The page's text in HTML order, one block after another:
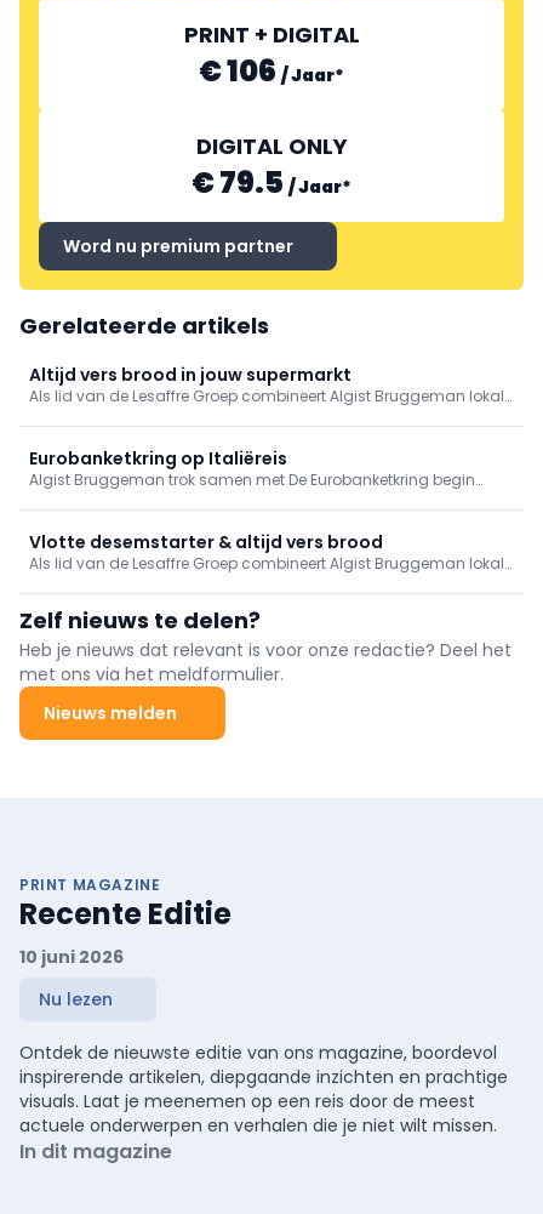
PRINT + DIGITAL
€ 106 /Jaar*
DIGITAL ONLY
€ 79.5 /Jaar*
Word nu premium partner
Gerelateerde artikels
Altijd vers brood in jouw supermarkt
Als lid van de Lesaffre Groep combineert Algist Bruggeman lokale
Gent ondersteunt het bedrijf zijn klanten actief via het eigen
Baking Center, waar Baking Advisors klanten ondersteunen en
innovatieve oplossingen ontwikkelen. Een recent innovatie hiervan
is het nieuwste product Pulso Pain Minute Fresh Volkoren.
Eurobanketkring op Italiëreis
Algist Bruggeman trok samen met De Eurobanketkring begin
Tijdens workshops in het Baking Center™ van Lesaffre
Italië maakten d
Vlotte desemstarter & altijd vers brood
Als lid van de Lesaffre Groep combineert Algist Bruggeman lokale
Livendo My Sourdough en Pulso Pain Minute Fresh/Volkoren heeft
de firma twee recente innovaties, die zijn Baking Advisors in het
eigen Baking Center ontwikkelden.
Zelf nieuws te delen?
Heb je nieuws dat relevant is voor onze redactie? Deel het
met ons via het meldformulier.
Nieuws melden
PRINT MAGAZINE
Recente Editie
10 juni 2026
Nu lezen
Ontdek de nieuwste editie van ons magazine, boordevol
inspirerende artikelen, diepgaande inzichten en prachtige
visuals. Laat je meenemen op een reis door de meest
actuele onderwerpen en verhalen die je niet wilt missen.
In dit magazine